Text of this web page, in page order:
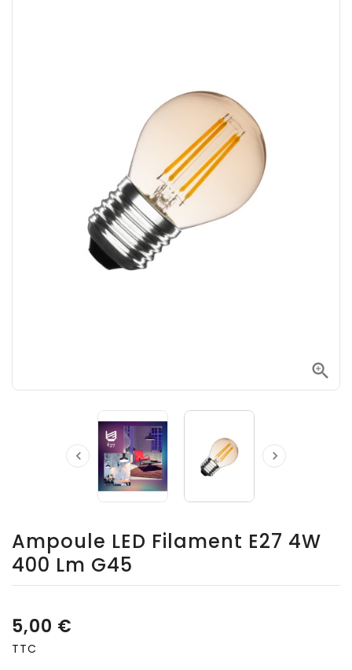

 
Ampoule LED Filament E27 4W
400 Lm G45
5,00 €
TTC